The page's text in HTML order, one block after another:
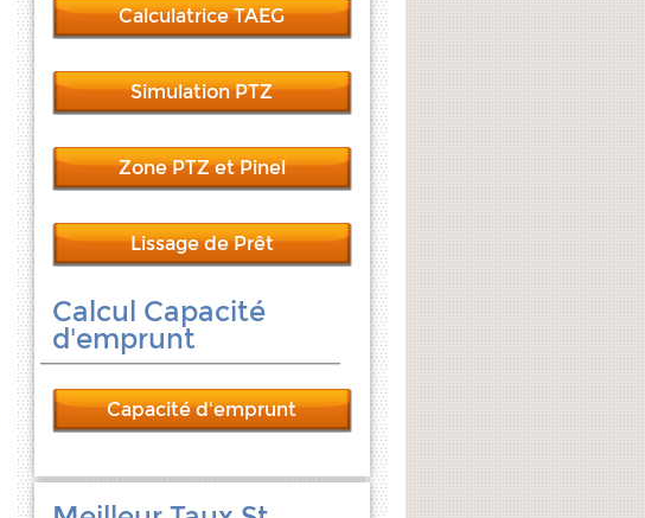
Calculatrice TAEG
Simulation PTZ
Zone PTZ et Pinel
Lissage de Prêt
Calcul Capacité
d'emprunt
Capacité d'emprunt